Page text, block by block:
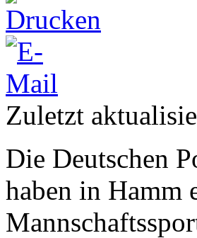
Zuletzt
Die Deutschen
haben in Hamm